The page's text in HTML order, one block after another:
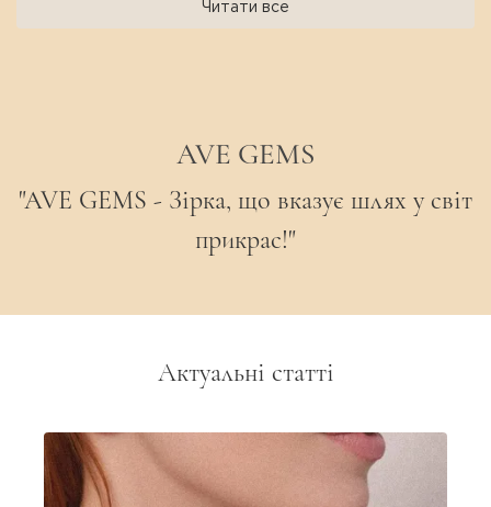
Читати все
AVE GEMS
"AVE GEMS - Зірка, що вказує шлях у світ
прикрас!"
Актуальні статті